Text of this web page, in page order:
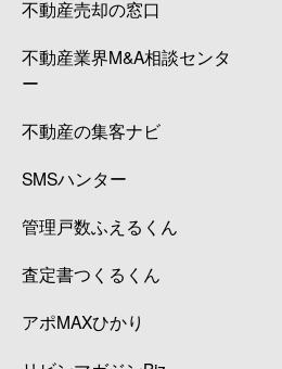
不動産売却の窓口
不動産業界M&A相談センタ
ー
不動産の集客ナビ
SMSハンター
管理戸数ふえるくん
査定書つくるくん
アポMAXひかり